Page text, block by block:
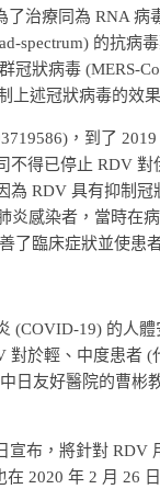
治療同為 RNA 病
spectrum) 的抗病
冠狀病毒 (MERS-
上述冠狀病毒的效果
，到了
得已停止 RDV
RDV 具有抑制
炎感染者，當時在
了臨床症狀並使患
(COVID-19) 的人體
於輕、中度患者 (
日友好醫院的曹彬
宣布，將針對 RDV
2020 年 2 月 26